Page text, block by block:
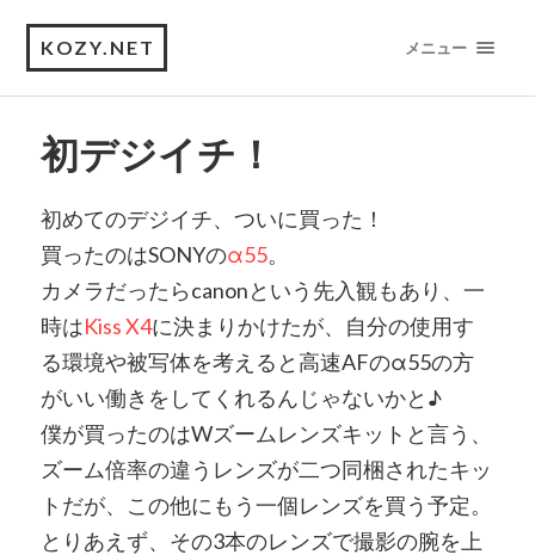
KOZY.NET メニュー
初デジイチ！
初めてのデジイチ、ついに買った！
買ったのはSONYのα55。
カメラだったらcanonという先入観もあり、一
時はKiss X4に決まりかけたが、自分の使用す
る環境や被写体を考えると高速AFのα55の方
がいい働きをしてくれるんじゃないかと♪
僕が買ったのはWズームレンズキットと言う、
ズーム倍率の違うレンズが二つ同梱されたキッ
トだが、この他にもう一個レンズを買う予定。
とりあえず、その3本のレンズで撮影の腕を上